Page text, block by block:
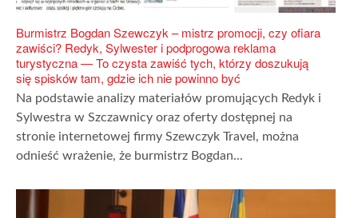
Burmistrz Bogdan Szewczyk – mistrz promocji, czy ofiara
zawiści? Redyk, Sylwester i podprogowa reklama
turystyczna — To czysta zawiść tych, którzy doszukują
się spisków tam, gdzie ich nie powinno być
Na podstawie analizy materiałów promujących Redyk i
Sylwestra w Szczawnicy oraz oferty dostępnej na
stronie internetowej firmy Szewczyk Travel, można
odnieść wrażenie, że burmistrz Bogdan...